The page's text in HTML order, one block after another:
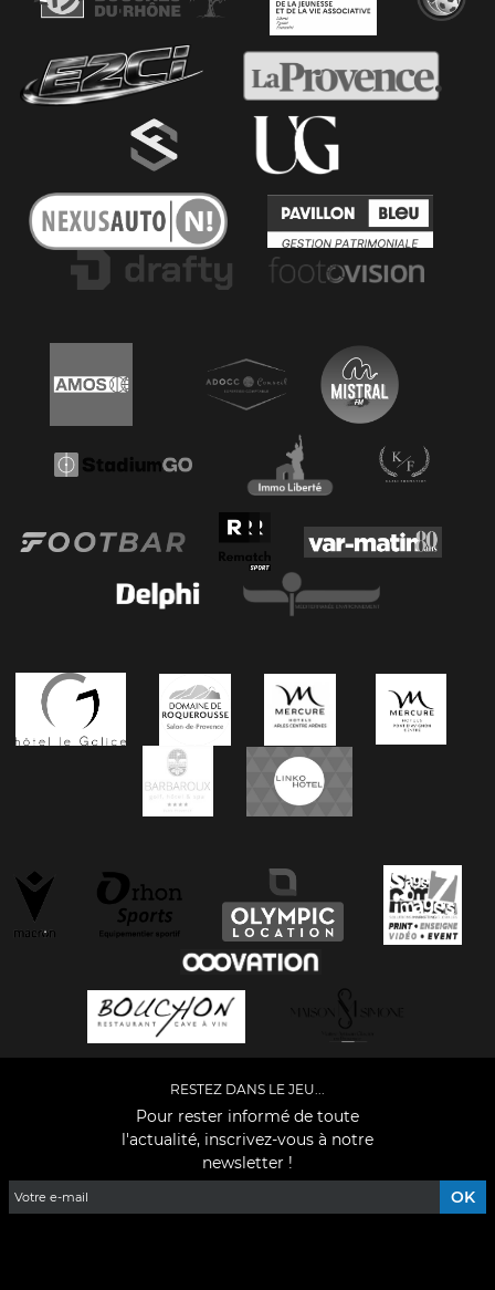
RESTEZ DANS LE JEU...
Pour rester informé de toute
l'actualité, inscrivez-vous à notre
newsletter !